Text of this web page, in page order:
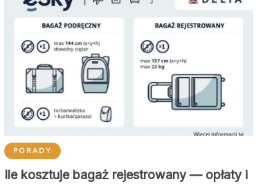
PORADY
Ile kosztuje bagaż rejestrowany — opłaty i